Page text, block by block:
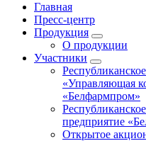
Главная
Пресс-центр
Продукция
О продукции
Участники
«Управляющая
«Белфармпром»
предприятие
Открытое